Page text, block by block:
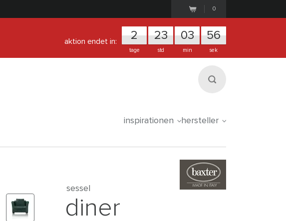
0
aktion endet in: 2
tage
23
std
03
min
56
sek
inspirationen hersteller
sessel
diner